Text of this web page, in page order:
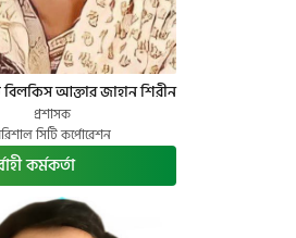
আক্তার জাহান শিরীন
প্রশাসক
সিটি কর্পোরেশন
কর্মকর্তা